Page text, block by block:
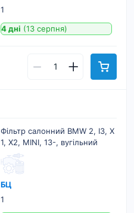
1
4 дні (13 серпня)
Фільтр салонний BMW 2, I3, X
1, X2, MINI, 13-, вугільний
БЦ
1